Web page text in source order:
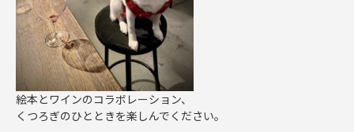
絵本とワインのコラボレーション、
くつろぎのひとときを楽しんでください。